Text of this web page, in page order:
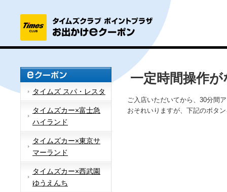
タイムズ スパ・レスタ
タイムズカー×富士急
ハイランド
タイムズカー×東京サ
マーランド
タイムズカー×西武園
ゆうえんち
一定時間操作
ご入店いただいてから、30分間
おそれいりますが、下記のボタ